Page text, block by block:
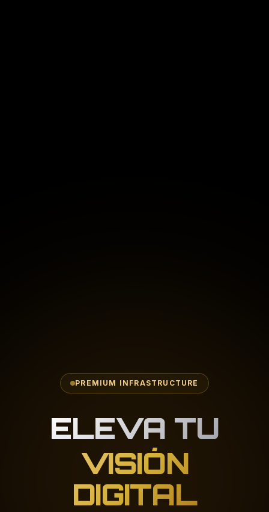
PREMIUM INFRASTRUCTURE
ELEVA TU
VISIÓN
DIGITAL